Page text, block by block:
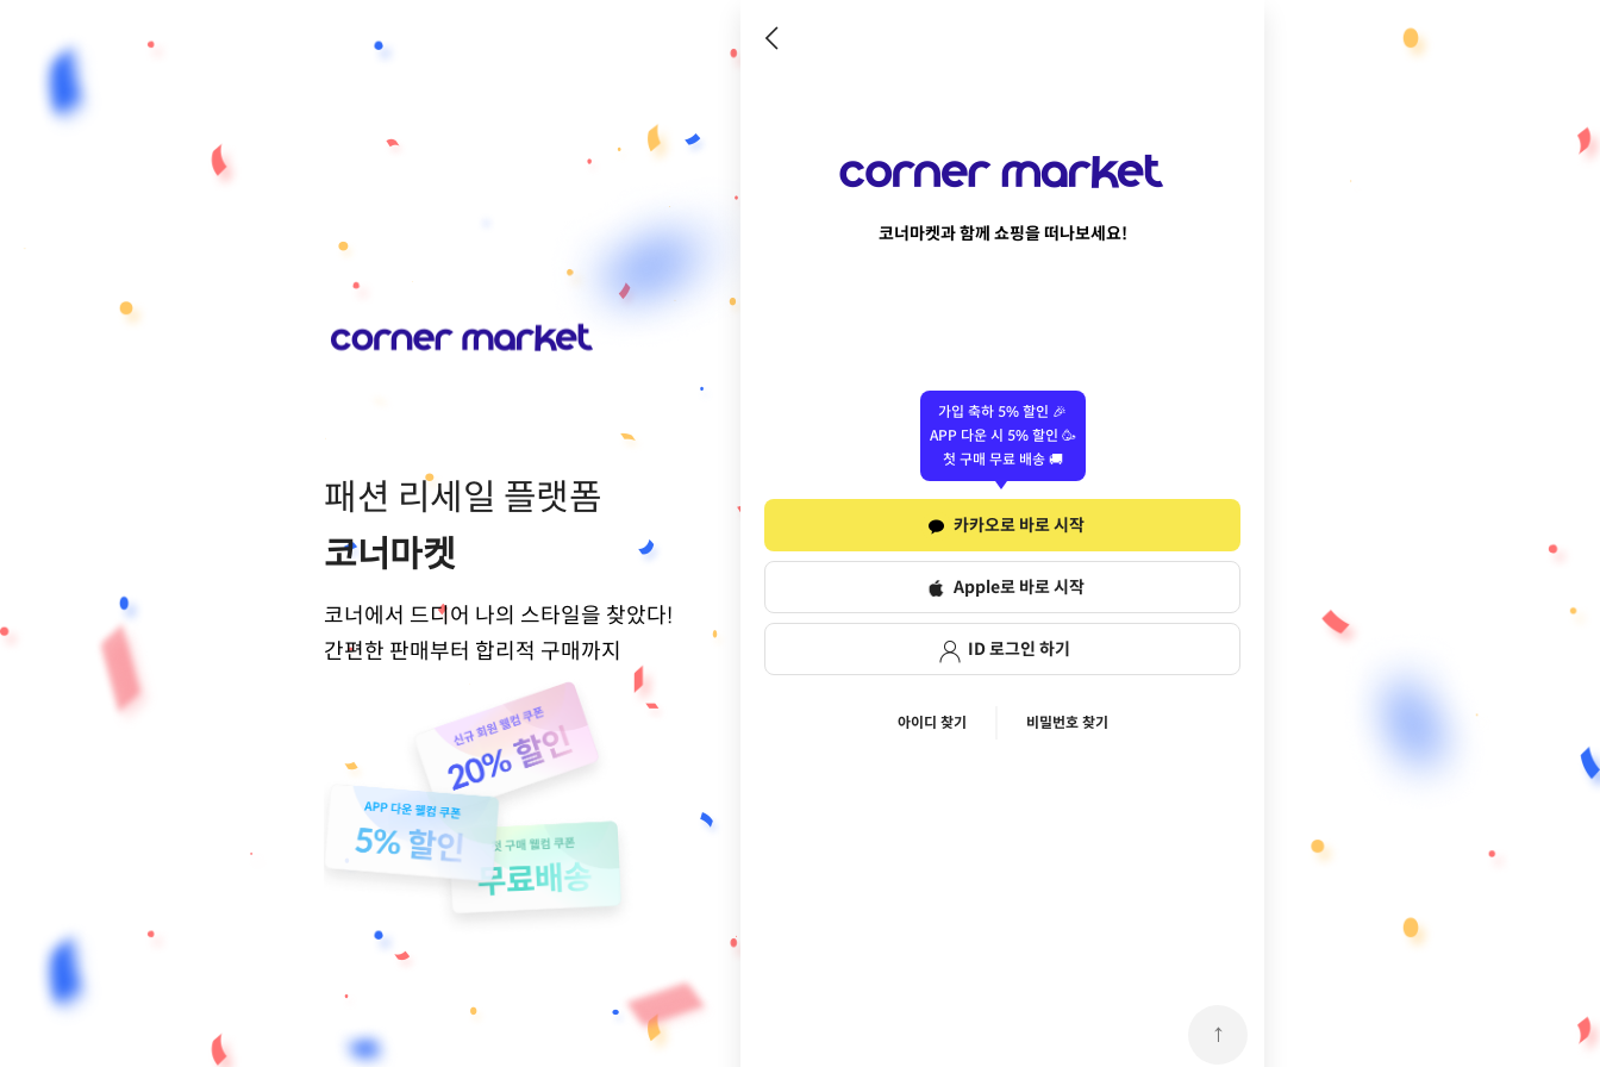
패션 리세일 플랫폼
코너마켓
코너에서 드디어 나의 스타일을 찾았다!
간편한 판매부터 합리적 구매까지
↑
코너마켓과 함께 쇼핑을 떠나보세요!
가입 축하 5% 할인 🎉
APP 다운 시 5% 할인 🥳
첫 구매 무료 배송 🚚
카카오로 바로 시작
Apple로 바로 시작
ID 로그인 하기
아이디 찾기 비밀번호 찾기